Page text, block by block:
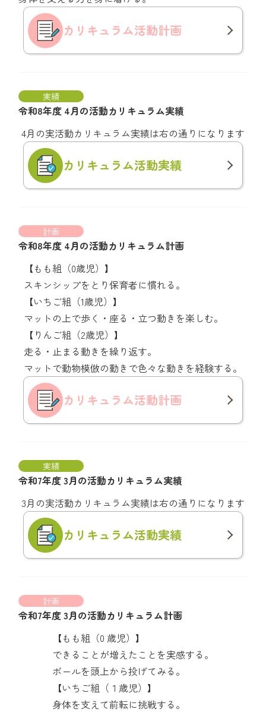
カリキュラム活動計画
実績
令和8年度 4月の活動カリキュラム実績
4月の実活動カリキュラム実績は右の通りになります
カリキュラム活動実績
計画
令和8年度 4月の活動カリキュラム計画
【もも組（0歳児）】
スキンシップをとり保育者に慣れる。
【いちご組（1歳児）】
マットの上で歩く・座る・立つ動きを楽しむ。
【りんご組（2歳児）】
走る・止まる動きを繰り返す。
マットで動物模倣の動きで色々な動きを経験する。
カリキュラム活動計画
実績
令和7年度 3月の活動カリキュラム実績
3月の実活動カリキュラム実績は右の通りになります
カリキュラム活動実績
計画
令和7年度 3月の活動カリキュラム計画
【もも組（0 歳児）】
できることが増えたことを実感する。
ボールを頭上から投げてみる。
【いちご組（１歳児）】
身体を支えて前転に挑戦する。